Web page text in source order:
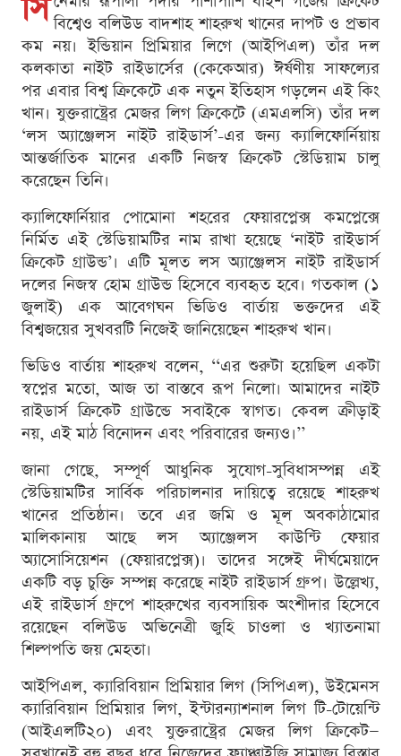
বিশ্বেও বলিউড বাদশাহ শাহরুখ খানের দাপট ও প্রভাব
কম নয়। ইন্ডিয়ান প্রিমিয়ার লিগে (আইপিএল) তাঁর দল
কলকাতা নাইট রাইডার্সের (কেকেআর) ঈর্ষণীয় সাফল্যের
পর এবার বিশ্ব ক্রিকেটে এক নতুন ইতিহাস গড়লেন এই কিং
খান। যুক্তরাষ্ট্রের মেজর লিগ ক্রিকেটে (এমএলসি) তাঁর দল
‘লস অ্যাঞ্জেলস নাইট রাইডার্স’-এর জন্য ক্যালিফোর্নিয়ায়
আন্তর্জাতিক মানের একটি নিজস্ব ক্রিকেট স্টেডিয়াম চালু
করেছেন তিনি।
ক্যালিফোর্নিয়ার পোমোনা শহরের ফেয়ারপ্লেক্স কমপ্লেক্সে
নির্মিত এই স্টেডিয়ামটির নাম রাখা হয়েছে ‘নাইট রাইডার্স
ক্রিকেট গ্রাউন্ড’। এটি মূলত লস অ্যাঞ্জেলস নাইট রাইডার্স
দলের নিজস্ব হোম গ্রাউন্ড হিসেবে ব্যবহৃত হবে। গতকাল (১
জুলাই) এক আবেগঘন ভিডিও বার্তায় ভক্তদের এই
বিশ্বজয়ের সুখবরটি নিজেই জানিয়েছেন শাহরুখ খান।
ভিডিও বার্তায় শাহরুখ বলেন, ‘‘এর শুরুটা হয়েছিল একটা
স্বপ্নের মতো, আজ তা বাস্তবে রূপ নিলো। আমাদের নাইট
রাইডার্স ক্রিকেট গ্রাউন্ডে সবাইকে স্বাগত। কেবল ক্রীড়াই
নয়, এই মাঠ বিনোদন এবং পরিবারের জন্যও।’’
জানা গেছে, সম্পূর্ণ আধুনিক সুযোগ-সুবিধাসম্পন্ন এই
স্টেডিয়ামটির সার্বিক পরিচালনার দায়িত্বে রয়েছে শাহরুখ
খানের প্রতিষ্ঠান। তবে এর জমি ও মূল অবকাঠামোর
মালিকানায় আছে লস অ্যাঞ্জেলস কাউন্টি ফেয়ার
অ্যাসোসিয়েশন (ফেয়ারপ্লেক্স)। তাদের সঙ্গেই দীর্ঘমেয়াদে
একটি বড় চুক্তি সম্পন্ন করেছে নাইট রাইডার্স গ্রুপ। উল্লেখ্য,
এই রাইডার্স গ্রুপে শাহরুখের ব্যবসায়িক অংশীদার হিসেবে
রয়েছেন বলিউড অভিনেত্রী জুহি চাওলা ও খ্যাতনামা
শিল্পপতি জয় মেহতা।
আইপিএল, ক্যারিবিয়ান প্রিমিয়ার লিগ (সিপিএল), উইমেনস
ক্যারিবিয়ান প্রিমিয়ার লিগ, ইন্টারন্যাশনাল লিগ টি-টোয়েন্টি
(আইএলটি২০) এবং যুক্তরাষ্ট্রের মেজর লিগ ক্রিকেট—